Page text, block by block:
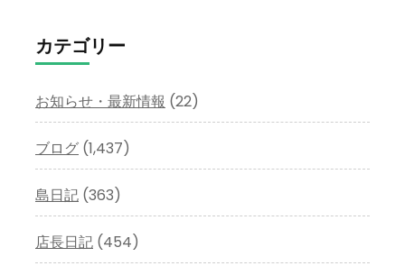
イ
ブ
カテゴリー
お知らせ・最新情報 (22)
ブログ (1,437)
島日記 (363)
店長日記 (454)